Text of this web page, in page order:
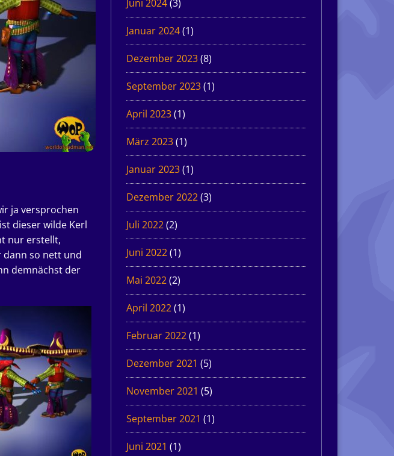
ja versprochen
dieser wilde Kerl
nur erstellt,
dann so nett und
demnächst der
Juni 2024(3)
Januar 2024(1)
Dezember 2023(8)
September 2023(1)
April 2023(1)
März 2023(1)
Januar 2023(1)
Dezember 2022(3)
Juli 2022(2)
Juni 2022(1)
Mai 2022(2)
April 2022(1)
Februar 2022(1)
Dezember 2021 (5)
November 2021 (5)
September 2021 (1)
Juni 2021 (1)